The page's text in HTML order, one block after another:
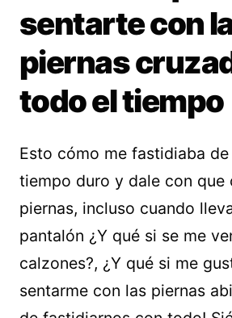
sentarte con
piernas
todo el tiempo
Esto cómo me fastidiaba
tiempo duro y dale con que
piernas, incluso cuando
pantalón ¿Y qué si se me
calzones?, ¿Y qué si me
sentarme con las piernas